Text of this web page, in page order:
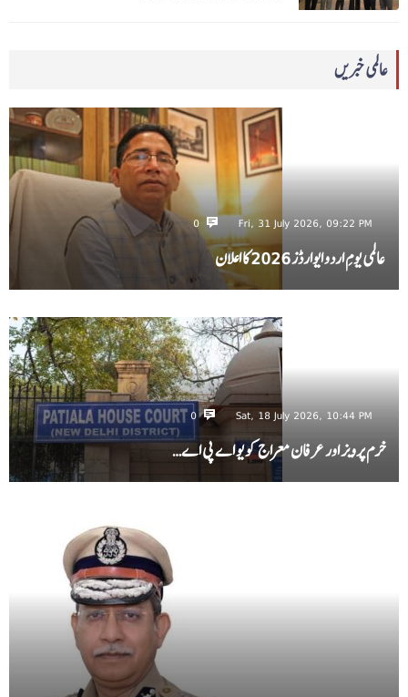
عالمی خبریں
Fri, 31 July 2026, 09:22 PM
0
عالمی یومِ اردو ایوارڈز 2026 کا اعلان
Sat, 18 July 2026, 10:44 PM
0
خرم پرویز اور عرفان معراج کو یو اے پی اے…